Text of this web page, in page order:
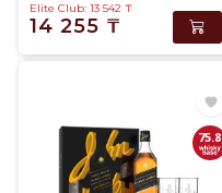
Elite Club: 13 542 ₸
14 255 ₸
75.8